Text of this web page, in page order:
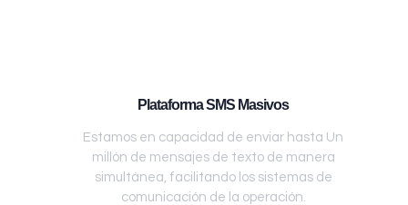
Plataforma SMS Masivos
Estamos en capacidad de enviar hasta Un
millón de mensajes de texto de manera
simultánea, facilitando los sistemas de
comunicación de la operación.